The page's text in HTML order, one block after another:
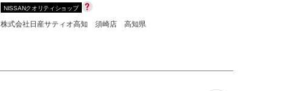
NISSANクオリティショップ
株式会社日産サティオ高知 須崎店 高知県